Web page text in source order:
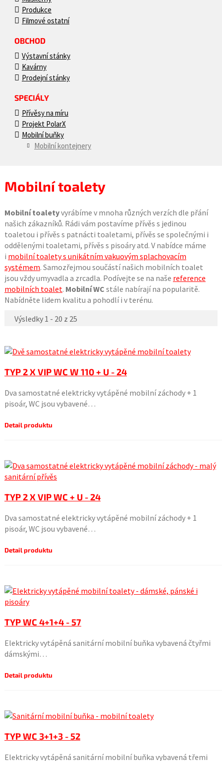
Produkce
Filmové ostatní
OBCHOD
Výstavní stánky
Kavárny
Prodejní stánky
SPECIÁLY
Přívěsy na míru
Projekt PolarX
Mobilní buňky
Mobilní kontejnery
Mobilní toalety
Mobilní toaletyvyrábíme v mnoha různých verzích dle přání
našich zákazníků. Rádi vám postavíme přívěs s jedinou
toaletou i přívěs s patnácti toaletami, přívěs se společnými i
oddělenými toaletami, přívěs s pisoáry atd. V nabídce máme
i mobilní toalety s unikátním vakuovým splachovacím
systémem. Samozřejmou součástí našich mobilních toalet
jsou vždy umyvadla a zrcadla. Podívejte se na naše reference
mobilních toalet. Mobilní WC stále nabírají na popularitě.
Nabídněte lidem kvalitu a pohodlí i v terénu.
Výsledky 1 - 20 z 25
TYP 2 X VIP WC W 110 + U - 24
Dva samostatné elektricky vytápěné mobilní záchody + 1
pisoár, WC jsou vybavené…
Detail produktu
TYP 2 X VIP WC + U - 24
Dva samostatné elektricky vytápěné mobilní záchody + 1
pisoár, WC jsou vybavené…
Detail produktu
TYP WC 4+1+4 - 57
Elektricky vytápěná sanitární mobilní buňka vybavená čtyřmi
dámskými…
Detail produktu
TYP WC 3+1+3 - 52
Elektricky vytápěná sanitární mobilní buňka vybavená třemi